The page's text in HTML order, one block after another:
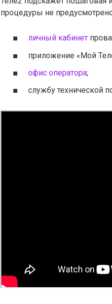
процедуры не
личный кабинет
приложение «Мой
офис оператора;
службу технической